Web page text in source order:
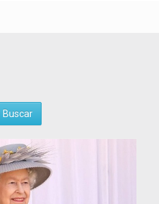
Buscar